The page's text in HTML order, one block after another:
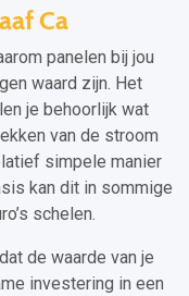
Ca
panelen bij jou
waard zijn. Het
je behoorlijk wat
van de stroom
simpele manier
kan dit in sommige
schelen.
de waarde van je
investering in een